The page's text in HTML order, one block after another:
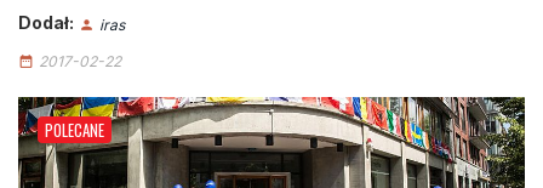
Dodał: person iras
date_range 2017-02-22
POLECANE